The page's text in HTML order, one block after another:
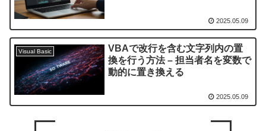
2025.05.09
Visual Basic
VBAで改行を含む文字列内の置
換を行う方法 – 担当者名を変数で
動的に置き換える
2025.05.09